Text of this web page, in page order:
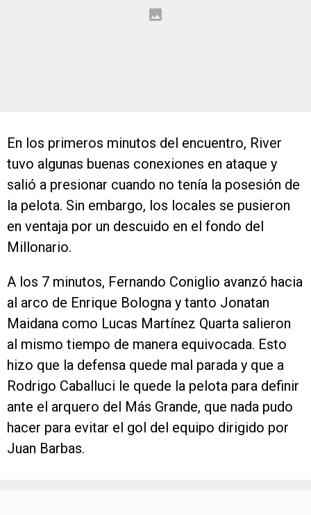
En los primeros minutos del encuentro, River
tuvo algunas buenas conexiones en ataque y
salió a presionar cuando no tenía la posesión de
la pelota. Sin embargo, los locales se pusieron
en ventaja por un descuido en el fondo del
Millonario.
A los 7 minutos, Fernando Coniglio avanzó hacia
al arco de Enrique Bologna y tanto Jonatan
Maidana como Lucas Martínez Quarta salieron
al mismo tiempo de manera equivocada. Esto
hizo que la defensa quede mal parada y que a
Rodrigo Caballuci le quede la pelota para definir
ante el arquero del Más Grande, que nada pudo
hacer para evitar el gol del equipo dirigido por
Juan Barbas.